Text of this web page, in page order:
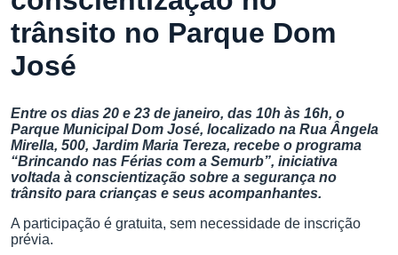
trânsito no Parque Dom
José
Entre os dias 20 e 23 de janeiro, das 10h às 16h, o
Parque Municipal Dom José, localizado na Rua Ângela
Mirella, 500, Jardim Maria Tereza, recebe o programa
“Brincando nas Férias com a Semurb”, iniciativa
voltada à conscientização sobre a segurança no
trânsito para crianças e seus acompanhantes.
A participação é gratuita, sem necessidade de inscrição
prévia.